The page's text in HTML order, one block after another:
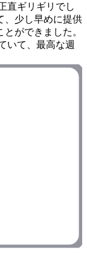
直ギリギリでし
、少し早めに提供
ができました。
いて、最高な週